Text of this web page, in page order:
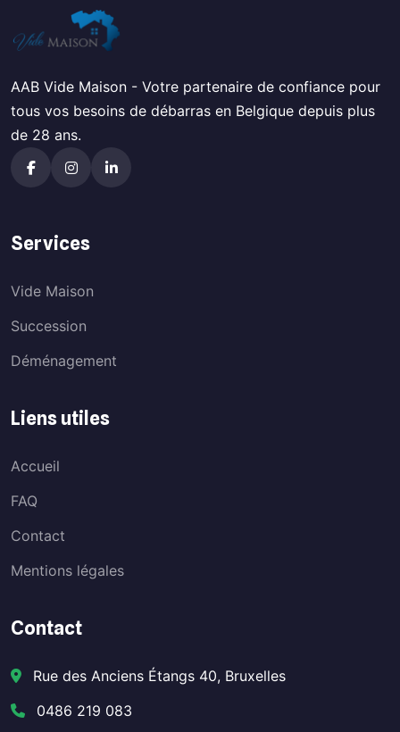
AAB Vide Maison - Votre partenaire de confiance pour
tous vos besoins de débarras en Belgique depuis plus
de 28 ans.
Services
Vide Maison
Succession
Déménagement
Liens utiles
Accueil
FAQ
Contact
Mentions légales
Contact
Rue des Anciens Étangs 40, Bruxelles
0486 219 083